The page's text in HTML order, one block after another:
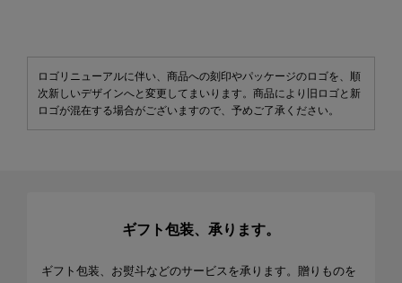
ロゴリニューアルに伴い、商品への刻印やパッケージのロゴを、順
次新しいデザインへと変更してまいります。商品により旧ロゴと新
ロゴが混在する場合がございますので、予めご了承ください。
ギフト包装、承ります。
ギフト包装、お熨斗などのサービスを承ります。贈りものを